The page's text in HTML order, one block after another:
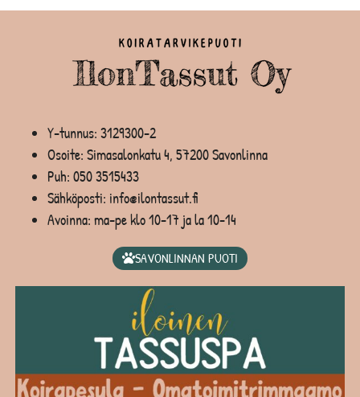
Y-tunnus: 3129300-2
Osoite: Simasalonkatu 4, 57200 Savonlinna
Puh: 050 3515433
Sähköposti: info@ilontassut.fi
Avoinna: ma-pe klo 10-17 ja la 10-14
SAVONLINNAN PUOTI